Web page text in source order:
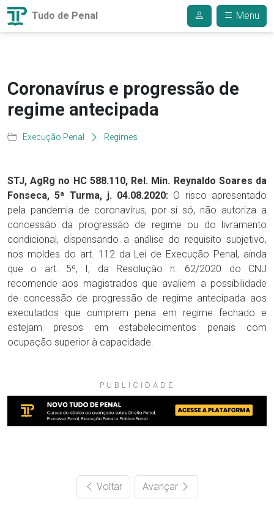
Tudo de Penal Menu
Coronavírus e progressão de
regime antecipada
Execução Penal Regimes
STJ, AgRg no HC 588.110, Rel. Min. Reynaldo Soares da
Fonseca, 5ª Turma, j. 04.08.2020: O risco apresentado
pela pandemia de coronavírus, por si só, não autoriza a
concessão da progressão de regime ou do livramento
condicional, dispensando a análise do requisito subjetivo,
nos moldes do art. 112 da Lei de Execução Penal, ainda
que o art. 5º, I, da Resolução n. 62/2020 do CNJ
recomende aos magistrados que avaliem a possibilidade
de concessão de progressão de regime antecipada aos
executados que cumprem pena em regime fechado e
estejam presos em estabelecimentos penais com
ocupação superior à capacidade.
PUBLICIDADE
Voltar Avançar